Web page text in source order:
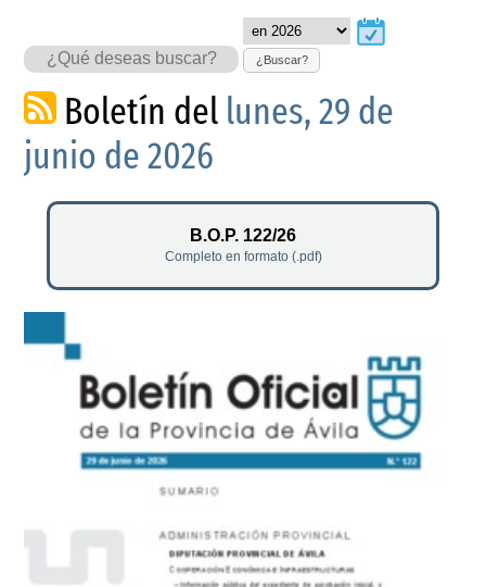
¿Buscar?
Boletín del lunes, 29 de
junio de 2026
B.O.P. 122/26
Completo en formato (.pdf)